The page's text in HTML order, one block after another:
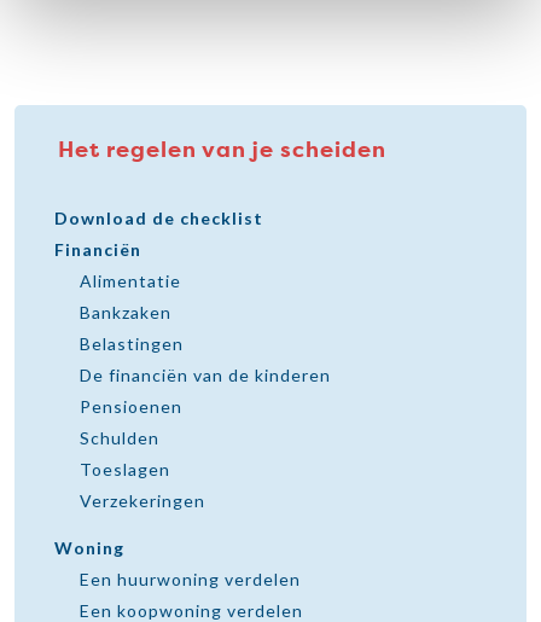
Het regelen van je scheiden
Download de checklist
Financiën
Alimentatie
Bankzaken
Belastingen
De financiën van de kinderen
Pensioenen
Schulden
Toeslagen
Verzekeringen
Woning
Een huurwoning verdelen
Een koopwoning verdelen